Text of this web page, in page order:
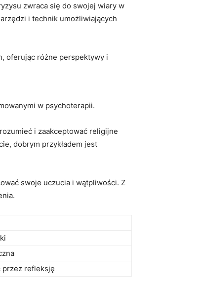
zwraca się do swojej wiary w
i technik umożliwiających
oferując różne perspektywy i
w psychoterapii.
i zaakceptować religijne
dobrym przykładem jest
swoje uczucia i wątpliwości. Z
przez refleksję